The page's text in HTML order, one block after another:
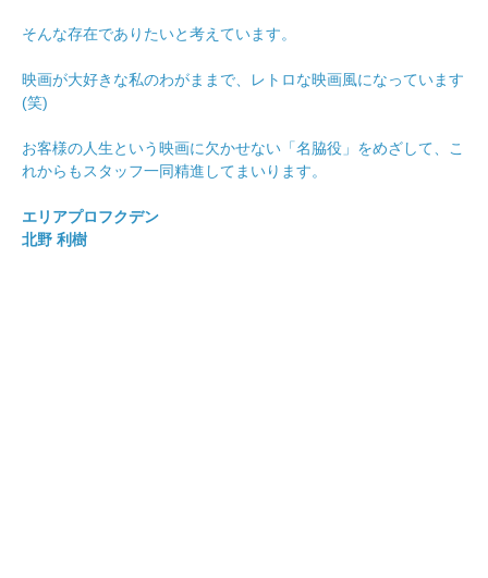
そんな存在でありたいと考えています。
映画が大好きな私のわがままで、レトロな映画風になっています
(笑)
お客様の人生という映画に欠かせない「名脇役」をめざして、こ
れからもスタッフ一同精進してまいります。
エリアプロフクデン
北野 利樹